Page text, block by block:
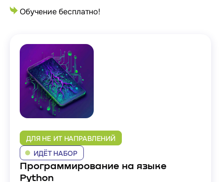
Обучение бесплатно!
ДЛЯ НЕ ИТ НАПРАВЛЕНИЙ
ИДЁТ НАБОР
Программирование на языке
Python